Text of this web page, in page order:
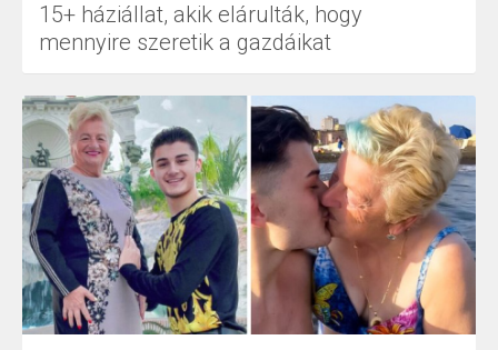
15+ háziállat, akik elárulták, hogy
mennyire szeretik a gazdáikat